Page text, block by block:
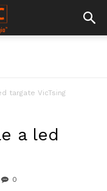
targate VicTsing
a led
0